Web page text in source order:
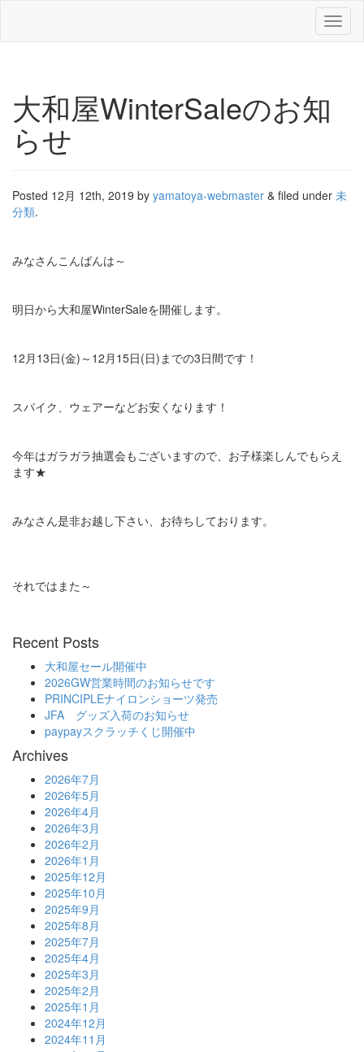
大和屋WinterSaleのお知
らせ
Posted 12月 12th, 2019 by yamatoya-webmaster & filed under 未
分類.
みなさんこんばんは～
明日から大和屋WinterSaleを開催します。
12月13日(金)～12月15日(日)までの3日間です！
スパイク、ウェアーなどお安くなります！
今年はガラガラ抽選会もございますので、お子様楽しんでもらえ
ます★
みなさん是非お越し下さい、お待ちしております。
それではまた～
Recent Posts
大和屋セール開催中
2026GW営業時間のお知らせです
PRINCIPLEナイロンショーツ発売
JFA グッズ入荷のお知らせ
paypayスクラッチくじ開催中
Archives
2026年7月
2026年5月
2026年4月
2026年3月
2026年2月
2026年1月
2025年12月
2025年10月
2025年9月
2025年8月
2025年7月
2025年4月
2025年3月
2025年2月
2025年1月
2024年12月
2024年11月